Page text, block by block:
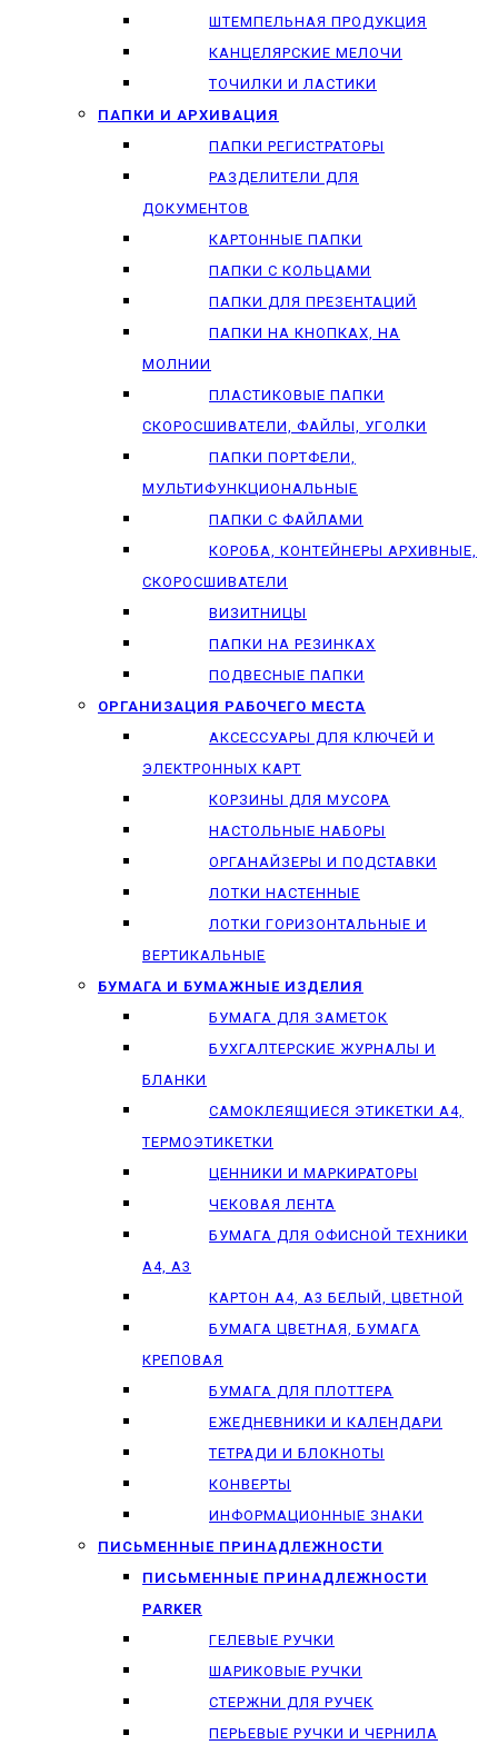
ШТЕМПЕЛЬНАЯ ПРОДУКЦИЯ
КАНЦЕЛЯРСКИЕ МЕЛОЧИ
ТОЧИЛКИ И ЛАСТИКИ
ПАПКИ И АРХИВАЦИЯ
ПАПКИ РЕГИСТРАТОРЫ
РАЗДЕЛИТЕЛИ ДЛЯ
ДОКУМЕНТОВ
КАРТОННЫЕ ПАПКИ
ПАПКИ С КОЛЬЦАМИ
ПАПКИ ДЛЯ ПРЕЗЕНТАЦИЙ
ПАПКИ НА КНОПКАХ, НА
МОЛНИИ
ПЛАСТИКОВЫЕ ПАПКИ
СКОРОСШИВАТЕЛИ, ФАЙЛЫ, УГОЛКИ
ПАПКИ ПОРТФЕЛИ,
МУЛЬТИФУНКЦИОНАЛЬНЫЕ
ПАПКИ С ФАЙЛАМИ
КОРОБА, КОНТЕЙНЕРЫ АРХИВНЫЕ,
СКОРОСШИВАТЕЛИ
ВИЗИТНИЦЫ
ПАПКИ НА РЕЗИНКАХ
ПОДВЕСНЫЕ ПАПКИ
ОРГАНИЗАЦИЯ РАБОЧЕГО МЕСТА
АКСЕССУАРЫ ДЛЯ КЛЮЧЕЙ И
ЭЛЕКТРОННЫХ КАРТ
КОРЗИНЫ ДЛЯ МУСОРА
НАСТОЛЬНЫЕ НАБОРЫ
ОРГАНАЙЗЕРЫ И ПОДСТАВКИ
ЛОТКИ НАСТЕННЫЕ
ЛОТКИ ГОРИЗОНТАЛЬНЫЕ И
ВЕРТИКАЛЬНЫЕ
БУМАГА И БУМАЖНЫЕ ИЗДЕЛИЯ
БУМАГА ДЛЯ ЗАМЕТОК
БУХГАЛТЕРСКИЕ ЖУРНАЛЫ И
БЛАНКИ
САМОКЛЕЯЩИЕСЯ ЭТИКЕТКИ А4,
ТЕРМОЭТИКЕТКИ
ЦЕННИКИ И МАРКИРАТОРЫ
ЧЕКОВАЯ ЛЕНТА
БУМАГА ДЛЯ ОФИСНОЙ ТЕХНИКИ
А4, А3
КАРТОН А4, А3 БЕЛЫЙ, ЦВЕТНОЙ
БУМАГА ЦВЕТНАЯ, БУМАГА
КРЕПОВАЯ
БУМАГА ДЛЯ ПЛОТТЕРА
ЕЖЕДНЕВНИКИ И КАЛЕНДАРИ
ТЕТРАДИ И БЛОКНОТЫ
КОНВЕРТЫ
ИНФОРМАЦИОННЫЕ ЗНАКИ
ПИСЬМЕННЫЕ ПРИНАДЛЕЖНОСТИ
ПИСЬМЕННЫЕ ПРИНАДЛЕЖНОСТИ
PARKER
ГЕЛЕВЫЕ РУЧКИ
ШАРИКОВЫЕ РУЧКИ
СТЕРЖНИ ДЛЯ РУЧЕК
ПЕРЬЕВЫЕ РУЧКИ И ЧЕРНИЛА